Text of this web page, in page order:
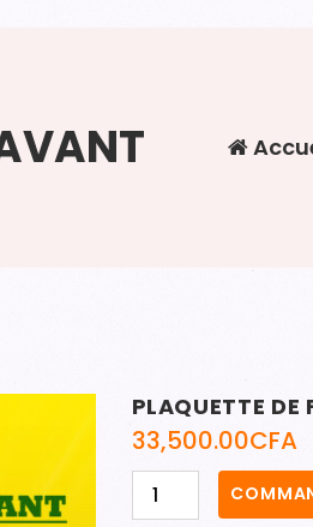
PLAQUETTE DE
33,500.00CFA
quantité
de